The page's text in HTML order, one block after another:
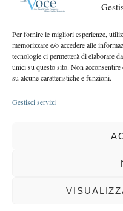
Per fornire le migliori esperienze,
memorizzare e/o accedere alle
tecnologie ci permetterà di elaborare
unici su questo sito. Non
su alcune caratteristiche e funzioni.
Gestisci servizi
Conta più la
È l’ora dei
COPYRIGHT 2025 LA